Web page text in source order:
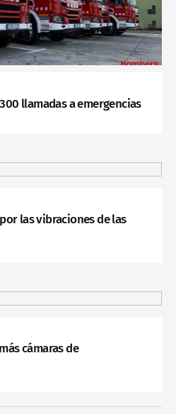
llamadas a emergencias
las vibraciones de las
cámaras de